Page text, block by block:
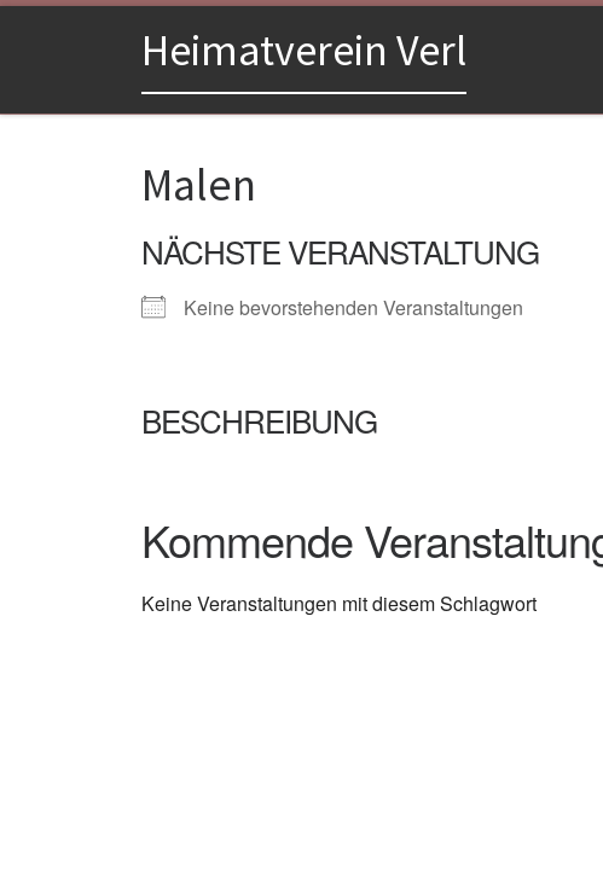
Zum Inhalt springenHeimatverein Verl
Malen
NÄCHSTE VERANSTALTUNG
Keine bevorstehenden Veranstaltungen
BESCHREIBUNG
Kommende
Keine Veranstaltungen mit diesem Schlagwort